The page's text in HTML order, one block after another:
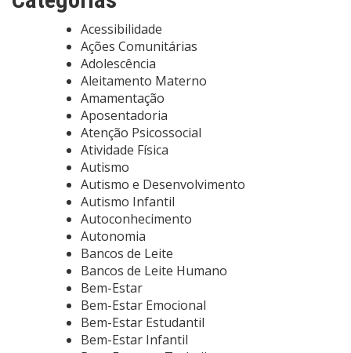
Acessibilidade
Ações Comunitárias
Adolescência
Aleitamento Materno
Amamentação
Aposentadoria
Atenção Psicossocial
Atividade Física
Autismo
Autismo e Desenvolvimento
Autismo Infantil
Autoconhecimento
Autonomia
Bancos de Leite
Bancos de Leite Humano
Bem-Estar
Bem-Estar Emocional
Bem-Estar Estudantil
Bem-Estar Infantil